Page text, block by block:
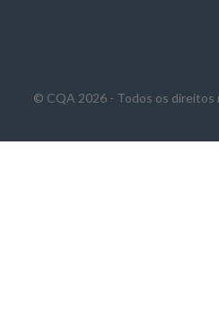
© CQA 2026 - Todos os direitos